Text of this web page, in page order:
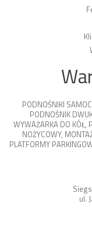
PODNOŚNIKI
PODNOŚNIK
WYWAŻARKA DO KÓŁ,
NOŻYCOWY,
PLATFORMY
ul.